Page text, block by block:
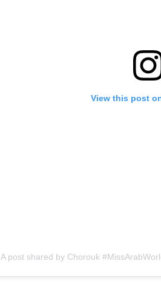
View this post
A post shared by Chorouk